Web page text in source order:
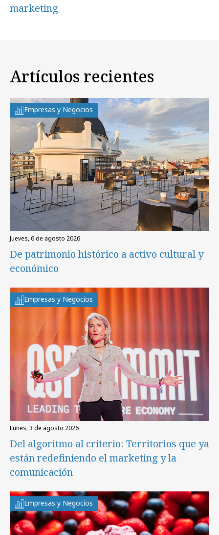
marketing
Artículos recientes
Empresas y Negocios
jueves, 6 de agosto 2026
De patrimonio histórico a activo cultural y
económico
Empresas y Negocios
lunes, 3 de agosto 2026
Del algoritmo al criterio: Territorios que ya
están redefiniendo el marketing y la
comunicación
Empresas y Negocios